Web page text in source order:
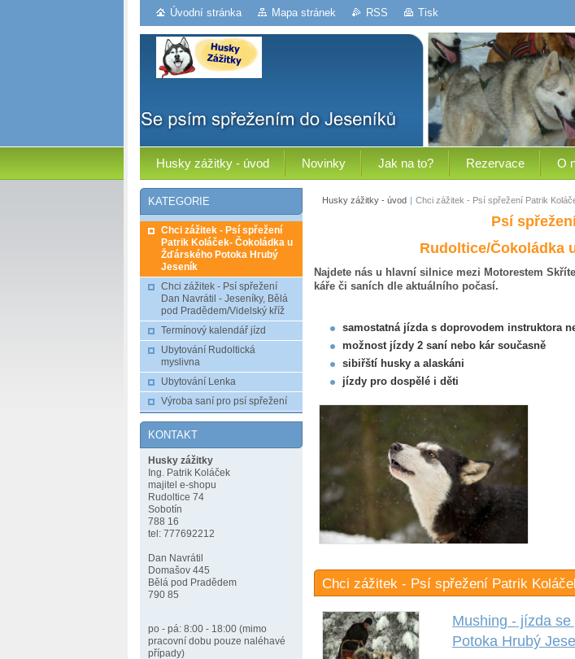
Úvodní stránka Mapa stránek RSS Tisk
Husky zážitky - úvod Novinky Jak na to? Rezervace O
Husky zážitky - úvod | Chci zážitek - Psí spřežení Patrik
Psí
Rudoltice/Čokoládka
Najdete nás u hlavní silnice mezi Motorestem
káře či saních dle aktuálního počasí.
samostatná jízda s doprovodem instruktora
možnost jízdy 2 saní nebo kár současně
sibiřští husky a alaskáni
jízdy pro dospělé i děti
Chci zážitek - Psí spřežení Patrik
Mushing - jízda
Potoka Hrubý
KATEGORIE
Chci zážitek - Psí spřežení
Patrik Koláček- Čokoládka u
Žďárského Potoka Hrubý
Jeseník
Chci zážitek - Psí spřežení
Dan Navrátil - Jeseníky, Bělá
pod Pradědem/Videlský kříž
Termínový kalendář jízd
Ubytování Rudoltická
myslivna
Ubytování Lenka
Výroba saní pro psí spřežení
KONTAKT
Husky zážitky
Ing. Patrik Koláček
majitel e-shopu
Rudoltice 74
Sobotín
788 16
tel: 777692212
Dan Navrátil
Domašov 445
Bělá pod Pradědem
790 85
po - pá: 8:00 - 18:00 (mimo
pracovní dobu pouze naléhavé
případy)